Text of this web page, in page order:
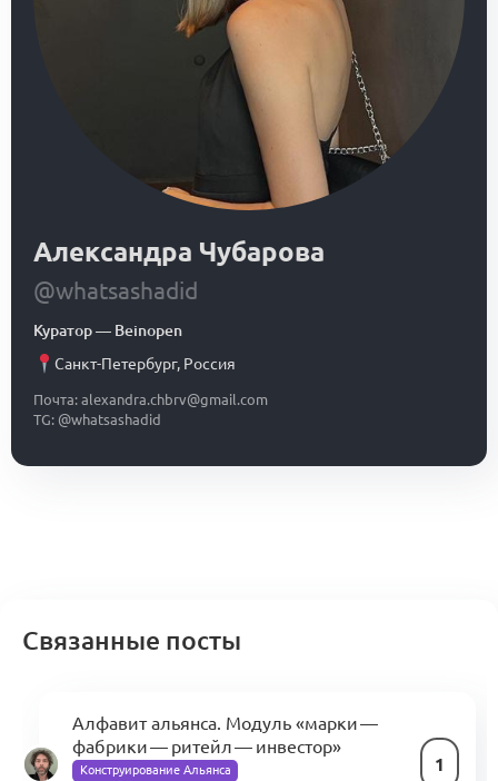
Александра Чубарова
@whatsashadid
Куратор— Beinopen
Санкт-Петербург, Россия
Почта: alexandra.chbrv@gmail.com
TG: @whatsashadid
Связанные посты
Алфавит альянса. Модуль «марки —
фабрики — ритейл — инвестор»
Конструирование Альянса 1